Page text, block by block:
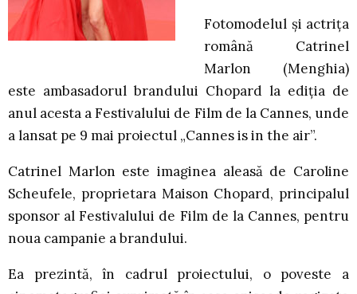
Fotomodelul și actrița
română Catrinel
Marlon (Menghia)
este ambasadorul brandului Chopard la ediția de
anul acesta a Festivalului de Film de la Cannes, unde
a lansat pe 9 mai proiectul „Cannes is in the air”.
Catrinel Marlon este imaginea aleasă de Caroline
Scheufele, proprietara Maison Chopard, principalul
sponsor al Festivalului de Film de la Cannes, pentru
noua campanie a brandului.
Ea prezintă, în cadrul proiectului, o poveste a